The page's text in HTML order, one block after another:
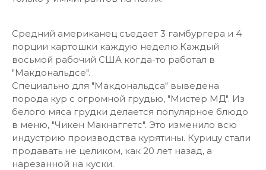
Средний американец съедает 3 гамбургера и 4
порции картошки каждую неделю.Каждый
восьмой рабочий США когда-то работал в
"Макдональдсе".
Специально для "Макдональдса" выведена
порода кур с огромной грудью, "Мистер МД". Из
белого мяса грудки делается популярное блюдо
в меню, "Чикен Макнаггетс". Это изменило всю
индустрию производства курятины. Курицу стали
продавать не целиком, как 20 лет назад, а
нарезанной на куски.